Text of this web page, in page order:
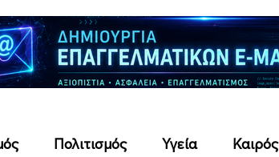
Πολιτισμός Υγεία Καιρός